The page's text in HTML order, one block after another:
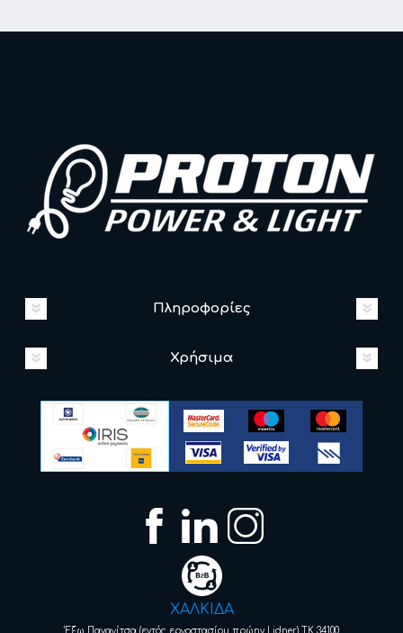
Πληροφορίες
Χρήσιμα
ΧΑΛΚΙΔΑ
Έξω Παναγίτσα (εντός εργοστασίου πρώην Lidner) ΤΚ 34100